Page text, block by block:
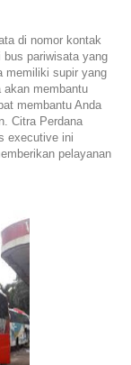
di nomor kontak
bus pariwisata yang
memiliki supir yang
akan membantu
membantu Anda
Citra Perdana
executive ini
pelayanan